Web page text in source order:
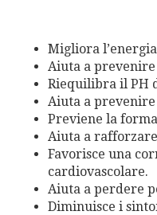
Migliora
Aiuta a
Riequilibra il PH
Aiuta a
Previene la
Aiuta a rafforzare
Favorisce una
cardiovascolare.
Aiuta a perdere
Diminuisce i